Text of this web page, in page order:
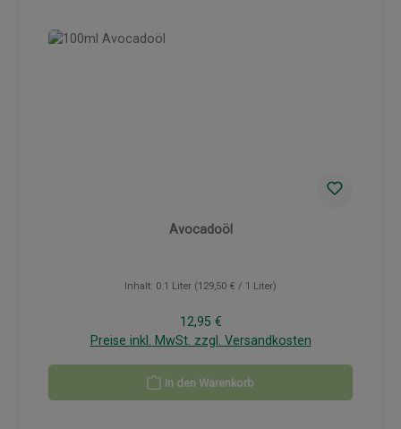
Avocadoöl
Inhalt: 0.1 Liter (129,50 € / 1 Liter)
Regulärer Preis:
12,95 €
Preise inkl. MwSt. zzgl. Versandkosten
In den Warenkorb